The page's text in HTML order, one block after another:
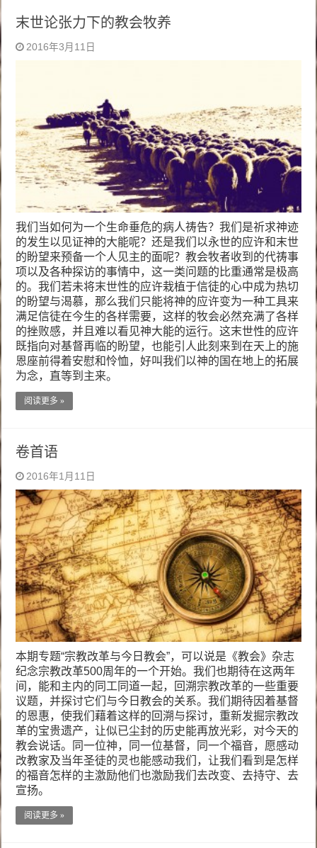
末世论张力下的教会牧养
2016年3月11日
我们当如何为一个生命垂危的病人祷告？我们是祈求神迹
的发生以见证神的大能呢？还是我们以永世的应许和末世
的盼望来预备一个人见主的面呢？教会牧者收到的代祷事
项以及各种探访的事情中，这一类问题的比重通常是极高
的。我们若未将末世性的应许栽植于信徒的心中成为热切
的盼望与渴慕，那么我们只能将神的应许变为一种工具来
满足信徒在今生的各样需要，这样的牧会必然充满了各样
的挫败感，并且难以看见神大能的运行。这末世性的应许
既指向对基督再临的盼望，也能引人此刻来到在天上的施
恩座前得着安慰和怜恤，好叫我们以神的国在地上的拓展
为念，直等到主来。
阅读更多 »
卷首语
2016年1月11日
本期专题“宗教改革与今日教会”，可以说是《教会》杂志
纪念宗教改革500周年的一个开始。我们也期待在这两年
间，能和主内的同工同道一起，回溯宗教改革的一些重要
议题，并探讨它们与今日教会的关系。我们期待因着基督
的恩惠，使我们藉着这样的回溯与探讨，重新发掘宗教改
革的宝贵遗产，让似已尘封的历史能再放光彩，对今天的
教会说话。同一位神，同一位基督，同一个福音，愿感动
改教家及当年圣徒的灵也能感动我们，让我们看到是怎样
的福音怎样的主激励他们也激励我们去改变、去持守、去
宣扬。
阅读更多 »